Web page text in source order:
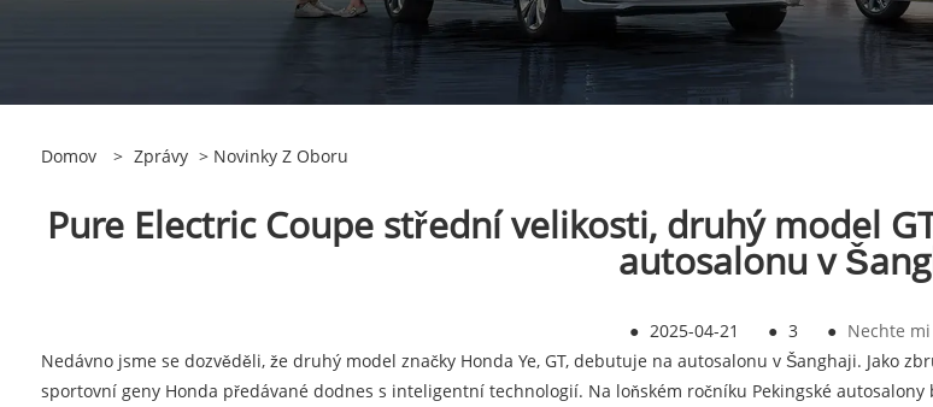
Domov > Zprávy > Novinky Z Oboru
Pure Electric Coupe střední velikosti, druhý model
autosalonu v
● 2025-04-21 ● 3 ● Nechte
Nedávno jsme se dozvěděli, že druhý model značky Honda Ye, GT, debutuje na autosalonu v Šanghaji. Jako
sportovní geny Honda předávané dodnes s inteligentní technologií. Na loňském ročníku Pekingské autosalony